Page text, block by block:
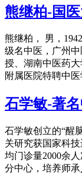
熊继柏-国
熊继柏， 男，
级名中医，广州
授、湖南中医药
附属医院特聘中
石学敏-著
石学敏创立的“醒
关研究获国家科
均门诊量2000余
分中心，培养师承